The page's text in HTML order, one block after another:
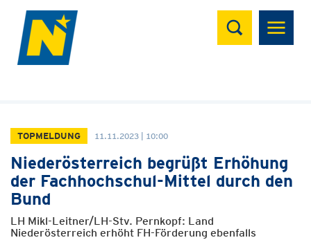
Suchen
TOPMELDUNG 11.11.2023 | 10:00
Niederösterreich begrüßt Erhöhung
der Fachhochschul-Mittel durch den
Bund
LH Mikl-Leitner/LH-Stv. Pernkopf: Land
Niederösterreich erhöht FH-Förderung ebenfalls